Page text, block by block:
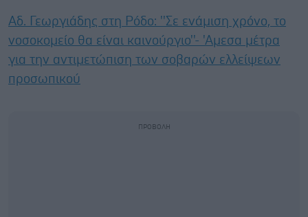
Αδ. Γεωργιάδης στη Ρόδο: ''Σε ενάμιση χρόνο, το
νοσοκομείο θα είναι καινούργιο''- 'Αμεσα μέτρα
για την αντιμετώπιση των σοβαρών ελλείψεων
προσωπικού